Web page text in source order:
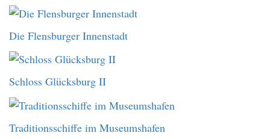
Die Flensburger Innenstadt
Schloss Glücksburg II
Traditionsschiffe im Museumshafen